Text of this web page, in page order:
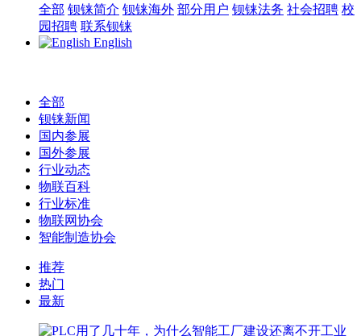
全部 钡铼简介 钡铼海外 部分用户 钡铼法务 社会招聘 校
园招聘 联系钡铼
English
全部
钡铼新闻
国内参展
国外参展
行业动态
物联百科
行业标准
物联网协会
智能制造协会
推荐
热门
最新